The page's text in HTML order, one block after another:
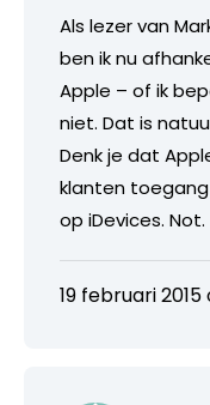
Als lezer van
ben ik nu
Apple – of ik
niet. Dat is
Denk je dat
klanten
op iDevices. Not.
19 februari 2015